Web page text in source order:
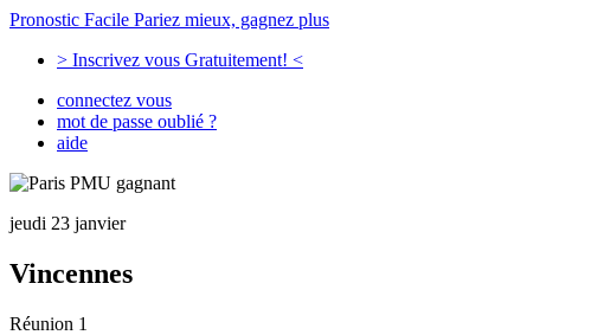
Pronostic Facile Pariez mieux, gagnez plus
> Inscrivez vous Gratuitement! <
connectez vous
mot de passe oublié ?
aide
jeudi 23 janvier
Vincennes
Réunion 1